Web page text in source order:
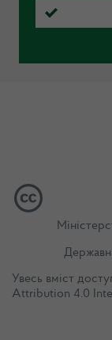
Увесь вміст
Attribution 4.0